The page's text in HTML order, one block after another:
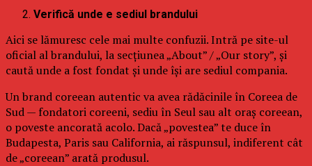
Verifică unde e sediul brandului
Aici se lămuresc cele mai multe confuzii. Intră pe site-ul
oficial al brandului, la secțiunea „About” / „Our story”, și
caută unde a fost fondat și unde își are sediul compania.
Un brand coreean autentic va avea rădăcinile în Coreea de
Sud — fondatori coreeni, sediu în Seul sau alt oraș coreean,
o poveste ancorată acolo. Dacă „povestea” te duce în
Budapesta, Paris sau California, ai răspunsul, indiferent cât
de „coreean” arată produsul.